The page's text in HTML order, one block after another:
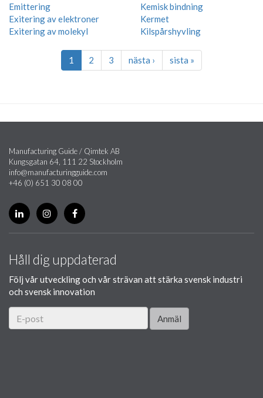
Emittering
Exitering av elektroner
Exitering av molekyl
Kemisk bindning
Kermet
Kilspårshyvling
1 2 3 nästa › sista »
Manufacturing Guide / Qimtek AB
Kungsgatan 64, 111 22 Stockholm
info@manufacturingguide.com
+46 (0) 651 30 08 00
Håll dig uppdaterad
Följ vår utveckling och vår strävan att stärka svensk industri
och svensk innovation
Anmäl